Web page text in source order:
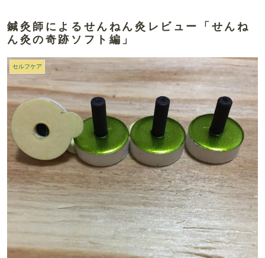
鍼灸師によるせんねん灸レビュー「せんね
ん灸の奇跡ソフト編」
セルフケア